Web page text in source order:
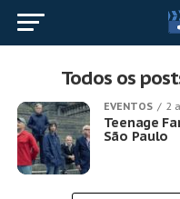
Todos os
EVENTOS 2
Teenage
São Paulo